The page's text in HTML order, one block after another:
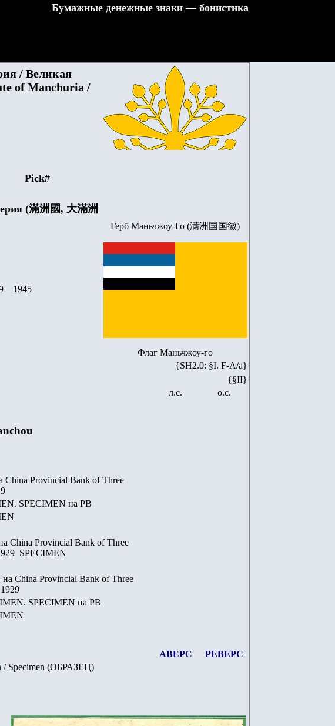
Бумажные денежные знаки — бонистика
/ Великая
of Manchuria /
Pick#
(滿洲國, 大滿洲
Герб Маньчжоу-Го (满洲国国徽)
Флаг Маньчжоу-го
{SH2.0: §I. F-А/а}
{§II}
л.с. о.с.
China Provincial Bank of Three
SPECIMEN на РВ
China Provincial Bank of Three
SPECIMEN
China Provincial Bank of Three
SPECIMEN на РВ
АВЕРС
РЕВЕРС
/ Specimen (ОБРАЗЕЦ)